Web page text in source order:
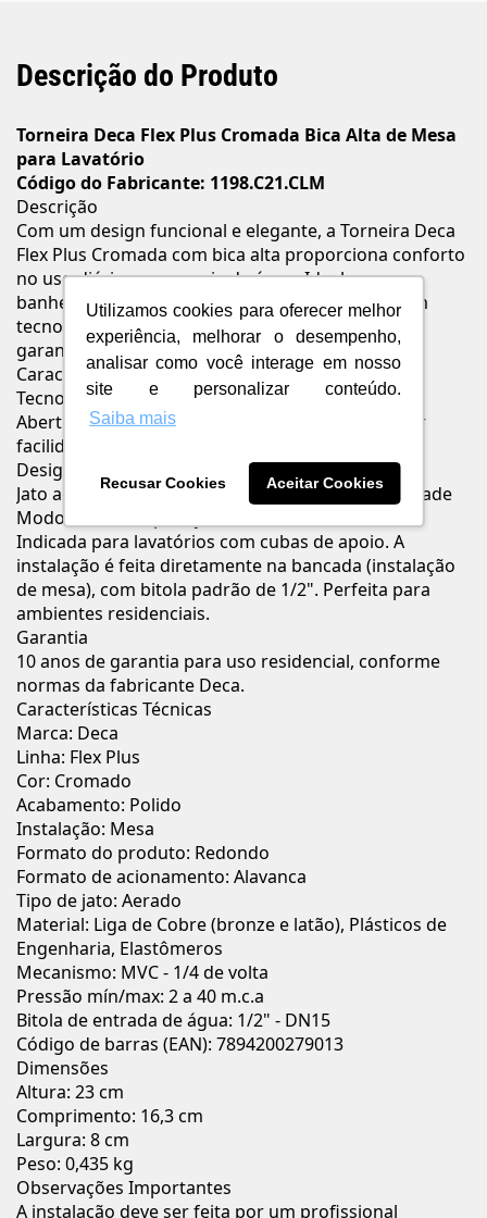
Utilizamos cookies para oferecer melhor
experiência, melhorar o desempenho,
analisar como você interage em nosso
site e personalizar conteúdo.
Saiba mais
Recusar Cookies Aceitar Cookies
Descrição do Produto
Torneira Deca Flex Plus Cromada Bica Alta de Mesa
para Lavatório
Código do Fabricante: 1198.C21.CLM
Descrição
Com um design funcional e elegante, a Torneira Deca
Flex Plus Cromada com bica alta proporciona conforto
no uso diário e economia de água. Ideal para
banheiros residenciais, essa linha é equipada com
tecnologia Deca Comfort, que evita respingos e
garante maior suavidade no acionamento.
Características e Benefícios
Tecnologia Deca Comfort que evita respingos
Abertura com mecanismo 1/4 de volta para maior
facilidade
Design moderno com acabamento cromado
Jato aerado que proporciona economia e praticidade
Modo de Uso / Aplicação
Indicada para lavatórios com cubas de apoio. A
instalação é feita diretamente na bancada (instalação
de mesa), com bitola padrão de 1/2". Perfeita para
ambientes residenciais.
Garantia
10 anos de garantia para uso residencial, conforme
normas da fabricante Deca.
Características Técnicas
Marca: Deca
Linha: Flex Plus
Cor: Cromado
Acabamento: Polido
Instalação: Mesa
Formato do produto: Redondo
Formato de acionamento: Alavanca
Tipo de jato: Aerado
Material: Liga de Cobre (bronze e latão), Plásticos de
Engenharia, Elastômeros
Mecanismo: MVC - 1/4 de volta
Pressão mín/max: 2 a 40 m.c.a
Bitola de entrada de água: 1/2" - DN15
Código de barras (EAN): 7894200279013
Dimensões
Altura: 23 cm
Comprimento: 16,3 cm
Largura: 8 cm
Peso: 0,435 kg
Observações Importantes
A instalação deve ser feita por um profissional